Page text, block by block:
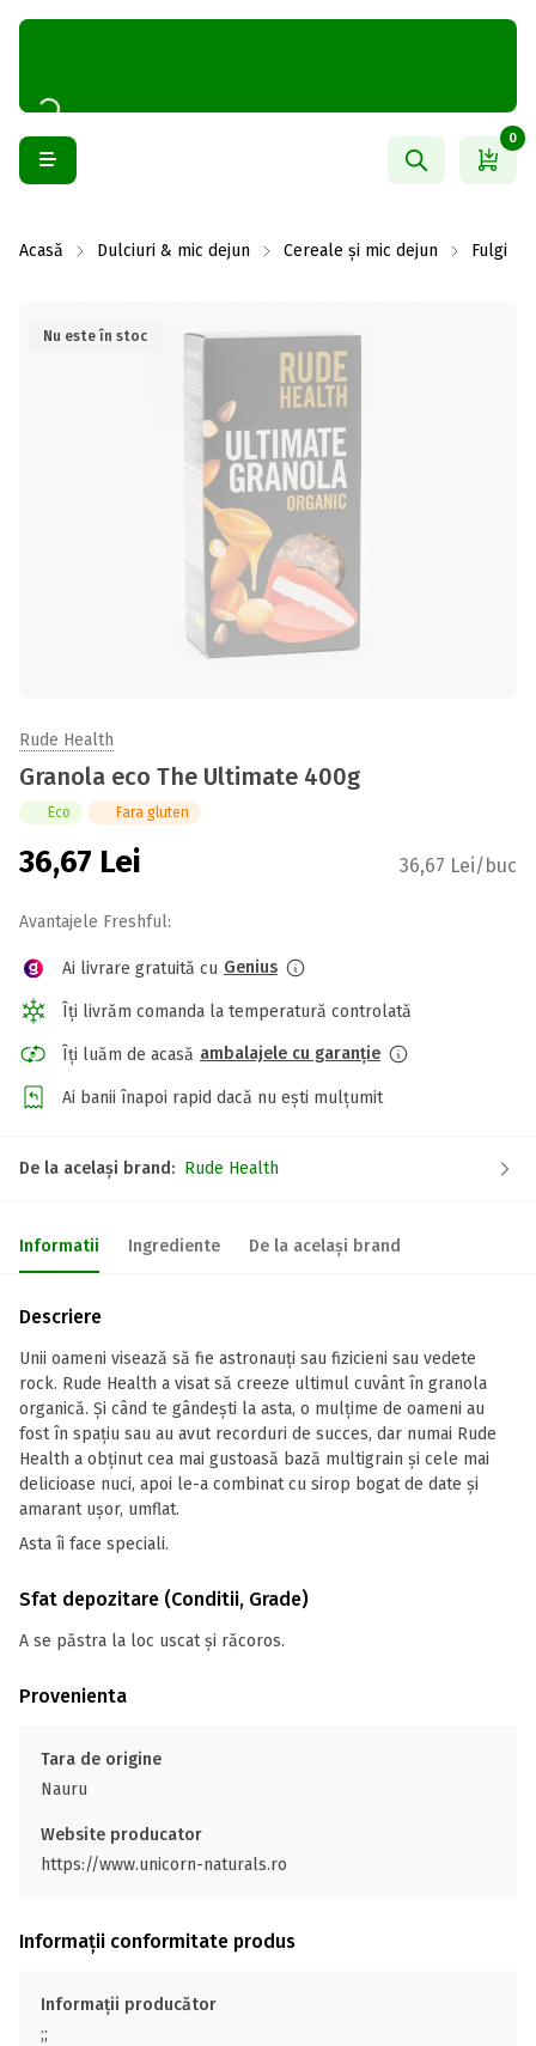
0
Acasă Dulciuri & mic dejun Cereale și mic dejun Fulgi
Nu este în stoc
Rude Health
Granola eco The Ultimate 400g
Eco Fara gluten
36,67 Lei 36,67 Lei/buc
Avantajele Freshful:
Ai livrare gratuită cu Genius
Îți livrăm comanda la temperatură controlată
Îți luăm de acasă ambalajele cu garanție
Ai banii înapoi rapid dacă nu ești mulțumit
De la același brand: Rude Health
Informatii Ingrediente De la același brand
Descriere
Unii oameni visează să fie astronauți sau fizicieni sau vedete
rock. Rude Health a visat să creeze ultimul cuvânt în granola
organică. Și când te gândești la asta, o mulțime de oameni au
fost în spațiu sau au avut recorduri de succes, dar numai Rude
Health a obținut cea mai gustoasă bază multigrain și cele mai
delicioase nuci, apoi le-a combinat cu sirop bogat de date și
amarant ușor, umflat.
Asta îi face speciali.
Sfat depozitare (Conditii, Grade)
A se păstra la loc uscat și răcoros.
Provenienta
Tara de origine
Nauru
Website producator
https://www.unicorn-naturals.ro
Informații conformitate produs
Informații producător
;;